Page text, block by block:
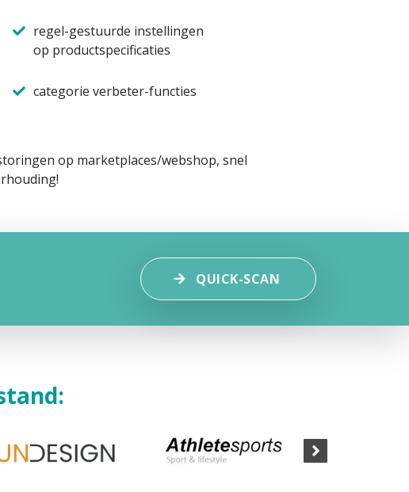
regel-gestuurde instellingen
op productspecificaties
categorie verbeter-functies
op marketplaces/webshop, snel
QUICK-SCAN